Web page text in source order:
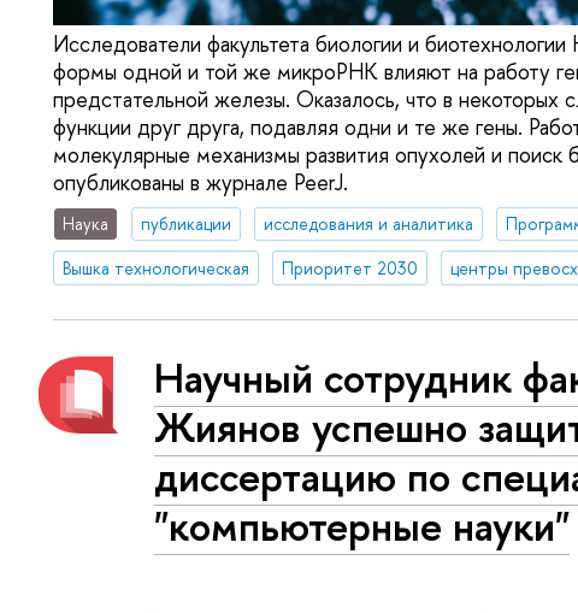
Исследователи факультета биологии и
формы одной и той же микроРНК влияют на работу
предстательной железы. Оказалось, что в некоторых
функции друг друга, подавляя одни и те же гены.
молекулярные механизмы развития опухолей и поиск
опубликованы в журнале PeerJ.
Наука публикации исследования и аналитика
Вышка технологическая
Приоритет 2030 центры
Научный сотрудник
Жиянов успешно
диссертацию по
"компьютерные науки"